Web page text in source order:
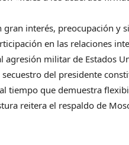
gran interés, preocupación y
en las relaciones
agresión militar de Estados
del presidente
tiempo que demuestra
reitera el respaldo de